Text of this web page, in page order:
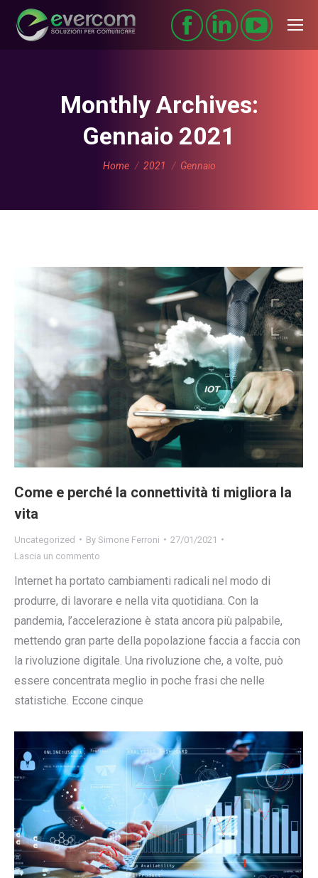
Monthly Archives:
Gennaio 2021
You are here:
Home 2021 Gennaio
Come e perché la connettività ti migliora la
vita
Uncategorized By Simone Ferroni
27/01/2021
Lascia un commento
Internet ha portato cambiamenti radicali nel modo di
produrre, di lavorare e nella vita quotidiana. Con la
pandemia, l’accelerazione è stata ancora più palpabile,
mettendo gran parte della popolazione faccia a faccia con
la rivoluzione digitale. Una rivoluzione che, a volte, può
essere concentrata meglio in poche frasi che nelle
statistiche. Eccone cinque